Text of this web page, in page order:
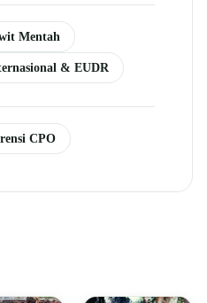
Mentah
& EUDR
CPO